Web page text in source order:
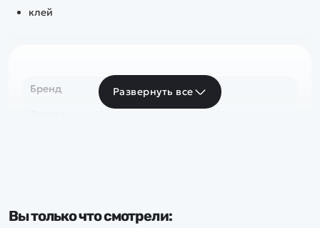
клей
Бренд
Развернуть все
Вы только что смотрели: